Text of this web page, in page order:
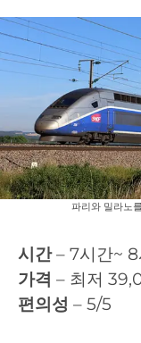
파리와 밀라노
시간– 7시간~ 8
가격 – 최저
편의성 – 5/5